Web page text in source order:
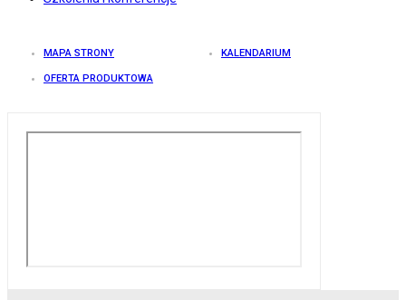
MAPA STRONY KALENDARIUM
OFERTA PRODUKTOWA